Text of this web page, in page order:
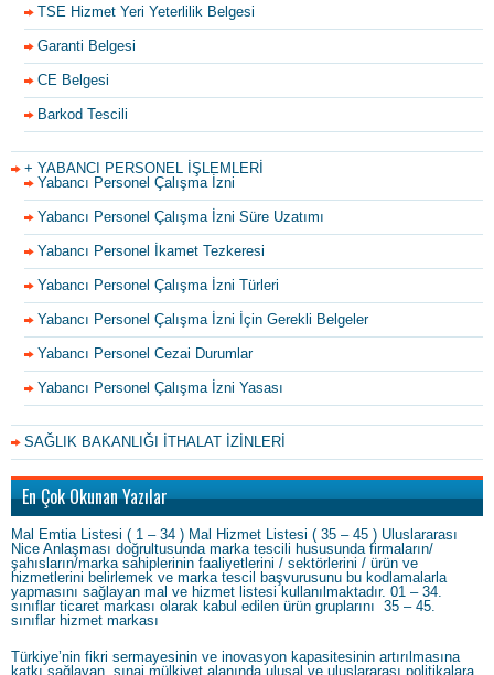
TSE Hizmet Yeri Yeterlilik Belgesi
Garanti Belgesi
CE Belgesi
Barkod Tescili
+ YABANCI PERSONEL İŞLEMLERİ
Yabancı Personel Çalışma İzni
Yabancı Personel Çalışma İzni Süre Uzatımı
Yabancı Personel İkamet Tezkeresi
Yabancı Personel Çalışma İzni Türleri
Yabancı Personel Çalışma İzni İçin Gerekli Belgeler
Yabancı Personel Cezai Durumlar
Yabancı Personel Çalışma İzni Yasası
SAĞLIK BAKANLIĞI İTHALAT İZİNLERİ
En Çok Okunan Yazılar
Mal Emtia Listesi ( 1 – 34 ) Mal Hizmet Listesi ( 35 – 45 ) Uluslararası
Nice Anlaşması doğrultusunda marka tescili hususunda firmaların/
şahısların/marka sahiplerinin faaliyetlerini / sektörlerini / ürün ve
hizmetlerini belirlemek ve marka tescil başvurusunu bu kodlamalarla
yapmasını sağlayan mal ve hizmet listesi kullanılmaktadır. 01 – 34.
sınıflar ticaret markası olarak kabul edilen ürün gruplarını 35 – 45.
sınıflar hizmet markası
Türkiye’nin fikri sermayesinin ve inovasyon kapasitesinin artırılmasına
katkı sağlayan, sınai mülkiyet alanında ulusal ve uluslararası politikalara